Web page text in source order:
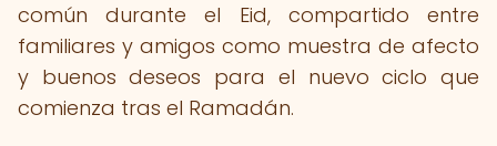
común durante el Eid, compartido entre
familiares y amigos como muestra de afecto
y buenos deseos para el nuevo ciclo que
comienza tras el Ramadán.